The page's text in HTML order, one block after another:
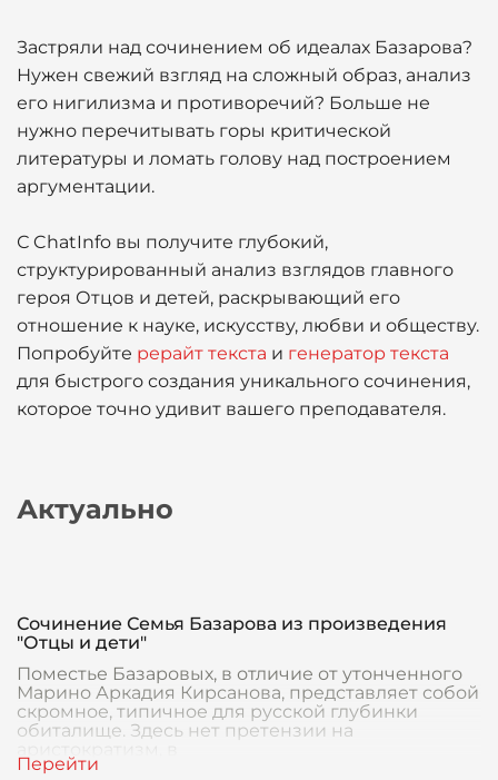
Застряли над сочинением об идеалах Базарова?
Нужен свежий взгляд на сложный образ, анализ
его нигилизма и противоречий? Больше не
нужно перечитывать горы критической
литературы и ломать голову над построением
аргументации.
С ChatInfo вы получите глубокий,
структурированный анализ взглядов главного
героя Отцов и детей, раскрывающий его
отношение к науке, искусству, любви и обществу.
Попробуйте рерайт текста и генератор текста
для быстрого создания уникального сочинения,
которое точно удивит вашего преподавателя.
Актуально
Сочинение Семья Базарова из произведения
"Отцы и дети"
Поместье Базаровых, в отличие от утонченного
Марино Аркадия Кирсанова, представляет собой
скромное, типичное для русской глубинки
обиталище. Здесь нет претензии на